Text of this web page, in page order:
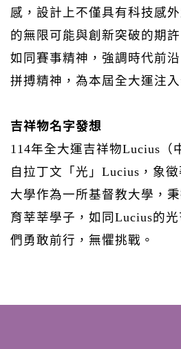
感，設計上不僅具有科技感
的無限可能與創新突破的期
如同賽事精神，強調時代前
拼搏精神，為本屆全大運注
吉祥物名字發想
114年全大運吉祥物Lucius（
自拉丁文「光」Lucius，象
大學作為一所基督教大學，
育莘莘學子，如同Lucius的
們勇敢前行，無懼挑戰。